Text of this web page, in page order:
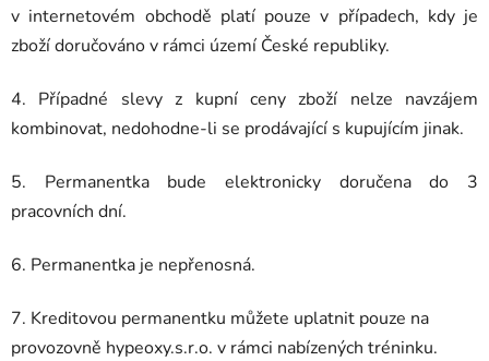
v internetovém obchodě platí pouze v případech, kdy je
zboží doručováno v rámci území České republiky.
4. Případné slevy z kupní ceny zboží nelze navzájem
kombinovat, nedohodne-li se prodávající s kupujícím jinak.
5. Permanentka bude elektronicky doručena do 3
pracovních dní.
6. Permanentka je nepřenosná.
7. Kreditovou permanentku můžete uplatnit pouze na
provozovně hypeoxy.s.r.o. v rámci nabízených tréninku.